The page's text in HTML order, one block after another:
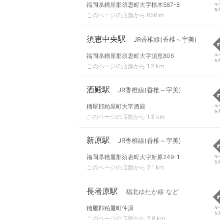
福岡県糟屋郡須恵町大字植木587-8
このページの店舗から 656 m
ル
を
須恵中央駅 JR香椎線(香椎～宇美)
福岡県糟屋郡須恵町大字須恵806
このページの店舗から 1.2 km
ル
を
酒殿駅 JR香椎線(香椎～宇美)
糟屋郡粕屋町大字酒殿
このページの店舗から 1.3 km
ル
を
新原駅 JR香椎線(香椎～宇美)
福岡県糟屋郡須恵町大字新原249-1
このページの店舗から 2.1 km
ル
を
長者原駅 福北ゆたか線 など
糟屋郡粕屋町仲原
このページの店舗から 2.8 km
ル
を